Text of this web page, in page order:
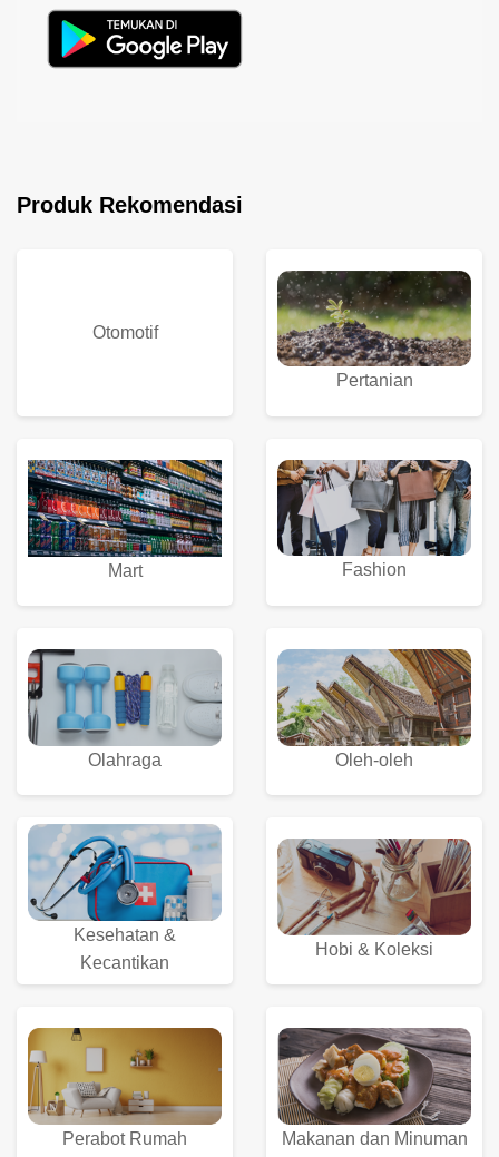
Produk Rekomendasi
Otomotif
Pertanian
Mart Fashion
Olahraga Oleh-oleh
Kesehatan &
Kecantikan
Hobi & Koleksi
Perabot Rumah Makanan dan Minuman